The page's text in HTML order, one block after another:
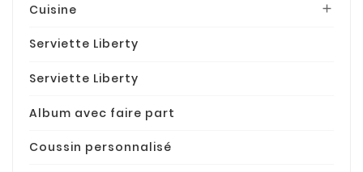
Cuisine 
Serviette Liberty
Serviette Liberty
Album avec faire part
Coussin personnalisé